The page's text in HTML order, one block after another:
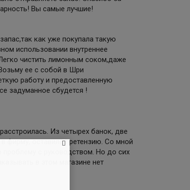
Вы самые лучшие!
как уже покупала такую
использовании внутреннее
чистить лимонным соком,даже
ее с собой в Шри
работу и предоставленную
задуманное сбудется !
Из четырех банок, две
фирму, оставила претензию. Со мной
проблему с руководством. Но до сих
в этом магазине нет